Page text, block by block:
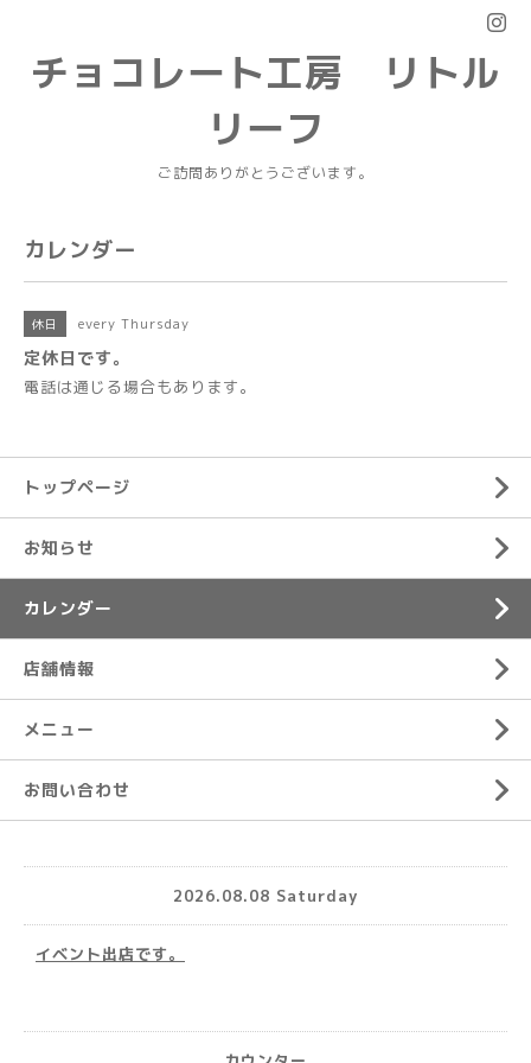
チョコレート工房 リトル
リーフ
ご訪問ありがとうございます。
カレンダー
休日 every Thursday
定休日です。
電話は通じる場合もあります。
トップページ
お知らせ
カレンダー
店舗情報
メニュー
お問い合わせ
2026.08.08 Saturday
イベント出店です。